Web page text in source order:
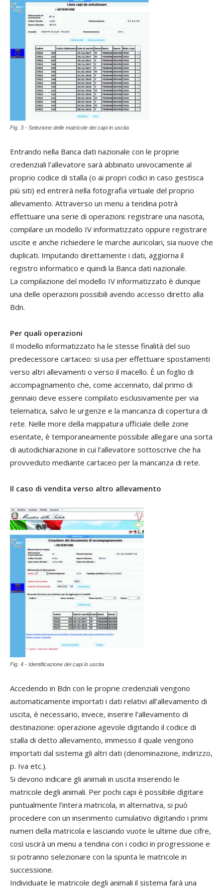
Fig. 3 - Selezione delle matricole dei capi in uscita
Entrando nella Banca dati nazionale con le proprie
credenziali l’allevatore sarà abbinato univocamente al
proprio codice di stalla (o ai propri codici in caso gestisca
più siti) ed entrerà nella fotografia virtuale del proprio
allevamento. Attraverso un menu a tendina potrà
effettuare una serie di operazioni: registrare una nascita,
compilare un modello IV informatizzato oppure registrare
uscite e anche richiedere le marche auricolari, sia nuove che
duplicati. Imputando direttamente i dati, aggiorna il
registro informatico e quindi la Banca dati nazionale.
La compilazione del modello IV informatizzato è dunque
una delle operazioni possibili avendo accesso diretto alla
Bdn.
Per quali operazioni
Il modello informatizzato ha le stesse finalità del suo
predecessore cartaceo: si usa per effettuare spostamenti
verso altri allevamenti o verso il macello. È un foglio di
accompagnamento che, come accennato, dal primo di
gennaio deve essere compilato esclusivamente per via
telematica, salvo le urgenze e la mancanza di copertura di
rete. Nelle more della mappatura ufficiale delle zone
esentate, è temporaneamente possibile allegare una sorta
di autodichiarazione in cui l’allevatore sottoscrive che ha
provveduto mediante cartaceo per la mancanza di rete.
Il caso di vendita verso altro allevamento
Fig. 4 - Identificazione dei capi in uscita
Accedendo in Bdn con le proprie credenziali vengono
automaticamente importati i dati relativi all’allevamento di
uscita, è necessario, invece, inserire l’allevamento di
destinazione: operazione agevole digitando il codice di
stalla di detto allevamento, immesso il quale vengono
importati dal sistema gli altri dati (denominazione, indirizzo,
p. Iva etc.).
Si devono indicare gli animali in uscita inserendo le
matricole degli animali. Per pochi capi è possibile digitare
puntualmente l’intera matricola, in alternativa, si può
procedere con un inserimento cumulativo digitando i primi
numeri della matricola e lasciando vuote le ultime due cifre,
così uscirà un menu a tendina con i codici in progressione e
si potranno selezionare con la spunta le matricole in
successione.
Individuate le matricole degli animali il sistema farà una